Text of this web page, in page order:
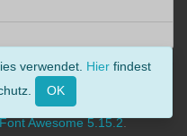
Rechte vorbehalten.
| Stolz präsentiert von
Font Awesome 5.15.2.
verwendet. Hierfindest